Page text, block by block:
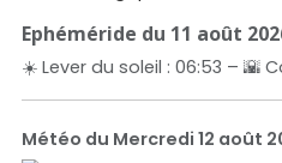
Ephéméride du 11 août
☀️ Lever du soleil : 06:53 – 🌇
Météo du Mercredi 12 août